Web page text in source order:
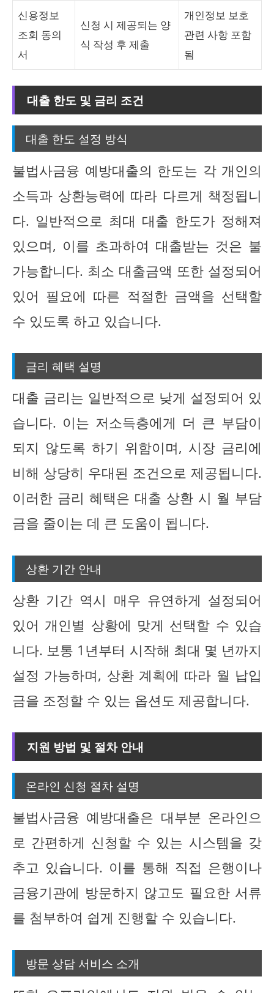
신용정보
조회 동의
서
신청 시 제공되는 양
식 작성 후 제출
개인정보 보호
관련 사항 포함
됨
대출 한도 및 금리 조건
대출 한도 설정 방식
불법사금융 예방대출의 한도는 각 개인의
소득과 상환능력에 따라 다르게 책정됩니
다. 일반적으로 최대 대출 한도가 정해져
있으며, 이를 초과하여 대출받는 것은 불
가능합니다. 최소 대출금액 또한 설정되어
있어 필요에 따른 적절한 금액을 선택할
수 있도록 하고 있습니다.
금리 혜택 설명
대출 금리는 일반적으로 낮게 설정되어 있
습니다. 이는 저소득층에게 더 큰 부담이
되지 않도록 하기 위함이며, 시장 금리에
비해 상당히 우대된 조건으로 제공됩니다.
이러한 금리 혜택은 대출 상환 시 월 부담
금을 줄이는 데 큰 도움이 됩니다.
상환 기간 안내
상환 기간 역시 매우 유연하게 설정되어
있어 개인별 상황에 맞게 선택할 수 있습
니다. 보통 1년부터 시작해 최대 몇 년까지
설정 가능하며, 상환 계획에 따라 월 납입
금을 조정할 수 있는 옵션도 제공합니다.
지원 방법 및 절차 안내
온라인 신청 절차 설명
불법사금융 예방대출은 대부분 온라인으
로 간편하게 신청할 수 있는 시스템을 갖
추고 있습니다. 이를 통해 직접 은행이나
금융기관에 방문하지 않고도 필요한 서류
를 첨부하여 쉽게 진행할 수 있습니다.
방문 상담 서비스 소개